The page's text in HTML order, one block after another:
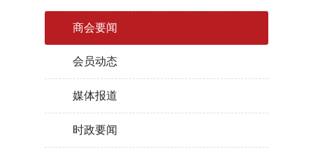
商会要闻
会员动态
媒体报道
时政要闻